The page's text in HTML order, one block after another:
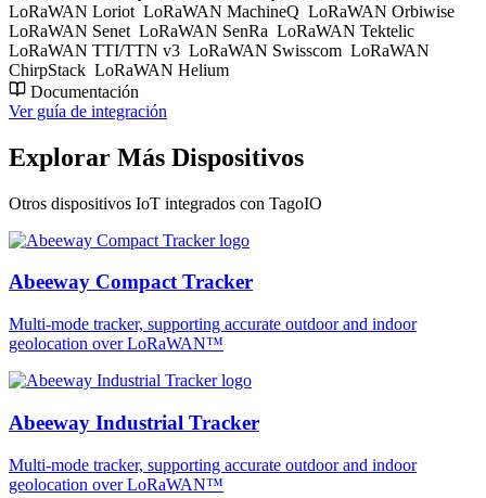
LoRaWAN Loriot LoRaWAN MachineQ LoRaWAN Orbiwise
LoRaWAN Senet LoRaWAN SenRa LoRaWAN Tektelic
LoRaWAN TTI/TTN v3 LoRaWAN Swisscom LoRaWAN
ChirpStack LoRaWAN Helium
Documentación
Ver guía de integración
Explorar Más Dispositivos
Otros dispositivos IoT integrados con TagoIO
Abeeway Compact Tracker
Multi-mode tracker, supporting accurate outdoor and indoor
geolocation over LoRaWAN™
Abeeway Industrial Tracker
Multi-mode tracker, supporting accurate outdoor and indoor
geolocation over LoRaWAN™